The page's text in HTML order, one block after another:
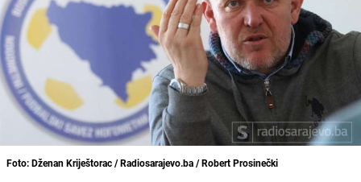
Foto: Dženan Kriještorac / Radiosarajevo.ba / Robert Prosinečki